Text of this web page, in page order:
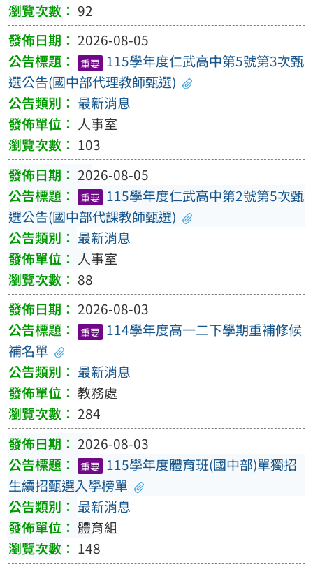
92
2026-08-05
重要 115學年度仁武高中第5號第3次甄
選公告(國中部代理教師甄選)
最新消息
人事室
103
2026-08-05
重要 115學年度仁武高中第2號第5次甄
選公告(國中部代課教師甄選)
最新消息
人事室
88
2026-08-03
重要 114學年度高一二下學期重補修候
補名單
最新消息
教務處
284
2026-08-03
重要 115學年度體育班(國中部)單獨招
生續招甄選入學榜單
最新消息
體育組
148